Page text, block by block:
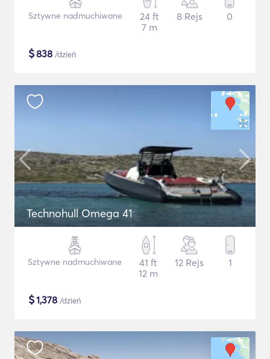
Sztywne nadmuchiwane
24 ft
7 m
8 Rejs 0
$838 /dzień
Technohull Omega 41
Sztywne nadmuchiwane
41 ft
12 m
12 Rejs 1
$1,378 /dzień